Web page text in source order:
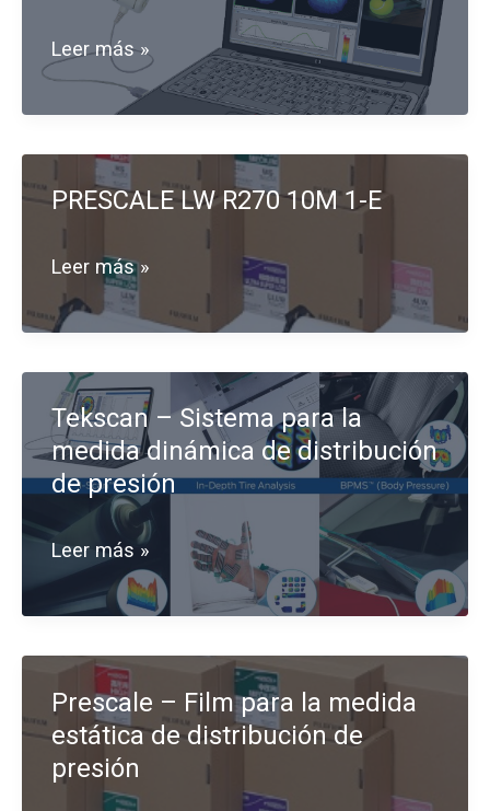
I-
Scan
Leer más »
PRESCALE LW R270 10M 1-E
PRESCALE
LW
10M
1-
E
Leer más »
Tekscan – Sistema para la
medida dinámica de distribución
de presión
Tekscan
para
la
medida
dinámica
Leer más »
Prescale – Film para la medida
estática de distribución de
presión